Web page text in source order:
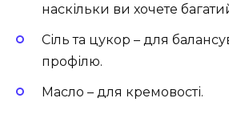
наскільки ви хочете
Сіль та цукор – для
профілю.
Масло – для кремовості.